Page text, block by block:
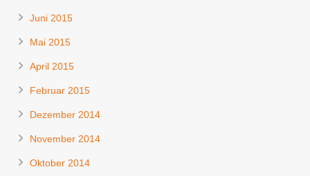
Juni 2015
Mai 2015
April 2015
Februar 2015
Dezember 2014
November 2014
Oktober 2014